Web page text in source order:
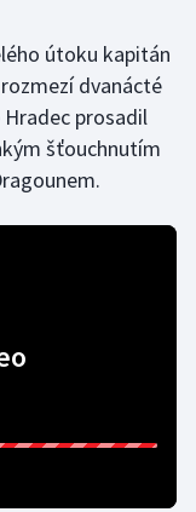
útoku kapitán
dvanácté
prosadil
šťouchnutím